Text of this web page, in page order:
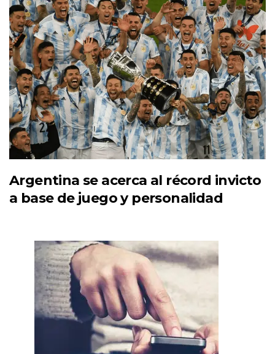
Argentina se acerca al récord invicto
a base de juego y personalidad